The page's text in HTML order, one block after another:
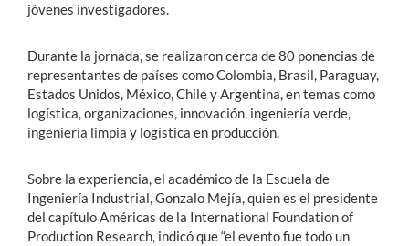
jóvenes investigadores.
Durante la jornada, se realizaron cerca de 80 ponencias de
representantes de países como Colombia, Brasil, Paraguay,
Estados Unidos, México, Chile y Argentina, en temas como
logística, organizaciones, innovación, ingeniería verde,
ingeniería limpia y logística en producción.
Sobre la experiencia, el académico de la Escuela de
Ingeniería Industrial, Gonzalo Mejía, quien es el presidente
del capítulo Américas de la International Foundation of
Production Research, indicó que “el evento fue todo un